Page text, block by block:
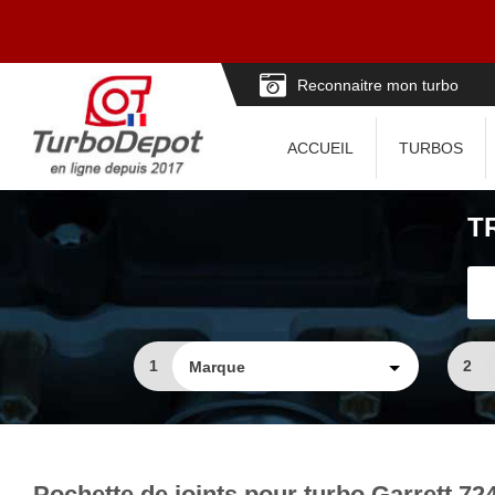
Reconnaitre mon turbo
ACCUEIL TURBOS
1 2